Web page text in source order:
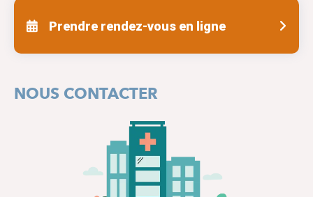
Prendre rendez-vous en ligne
NOUS CONTACTER